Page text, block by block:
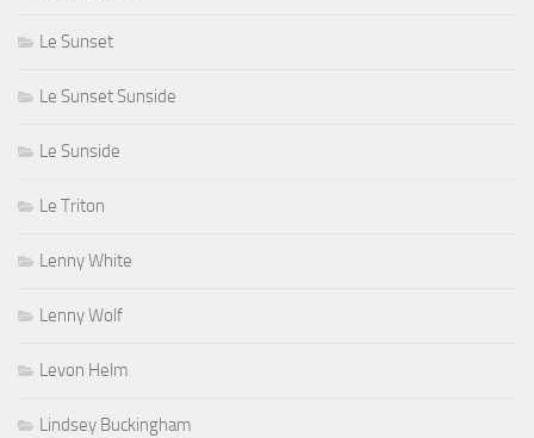
Le Sunset
Le Sunset Sunside
Le Sunside
Le Triton
Lenny White
Lenny Wolf
Levon Helm
Lindsey Buckingham